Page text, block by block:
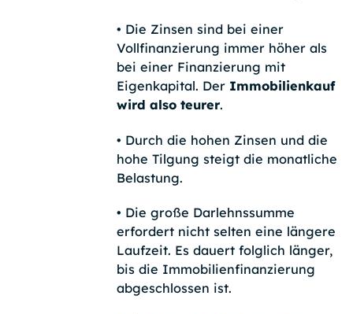
• Die Zinsen sind bei einer
Vollfinanzierung immer höher als
bei einer Finanzierung mit
Eigenkapital. Der Immobilienkauf
wird also teurer.
• Durch die hohen Zinsen und die
hohe Tilgung steigt die monatliche
Belastung.
• Die große Darlehnssumme
erfordert nicht selten eine längere
Laufzeit. Es dauert folglich länger,
bis die Immobilienfinanzierung
abgeschlossen ist.